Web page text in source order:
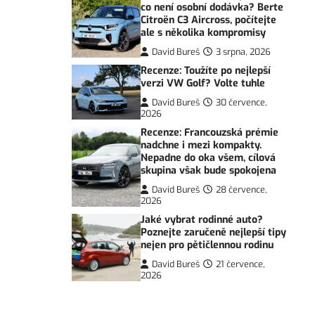
co není osobní dodávka? Berte
Citroën C3 Aircross, počítejte
ale s několika kompromisy
David Bureš 3 srpna, 2026
Recenze: Toužíte po nejlepší
verzi VW Golf? Volte tuhle
David Bureš
30 července,
2026
Recenze: Francouzská prémie
nadchne i mezi kompakty.
Nepadne do oka všem, cílová
skupina však bude spokojena
David Bureš
28 července,
2026
Jaké vybrat rodinné auto?
Poznejte zaručeně nejlepší tipy
nejen pro pětičlennou rodinu
David Bureš
21 července,
2026